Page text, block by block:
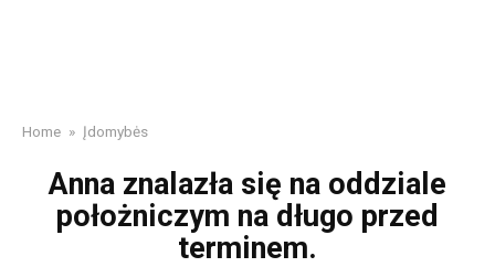
Home » Įdomybės
Anna znalazła się na oddziale
położniczym na długo przed
terminem.